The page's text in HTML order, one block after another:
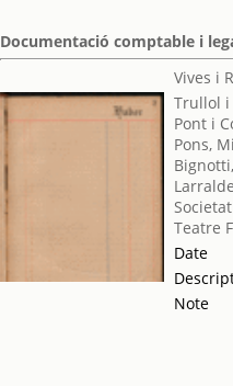
Documentació comptable i
Vives i
Trullol i
Pont i
Pons,
Teatre
Date
Note